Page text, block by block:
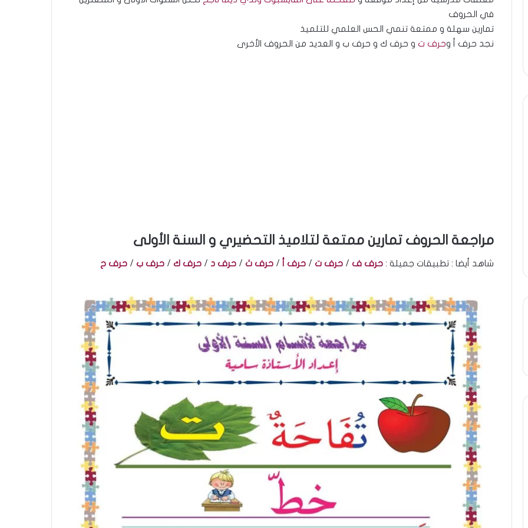
في الحروف
تمارين سهلة و ممتعة تنمي الحس العلمي للتلميذ
نجد حرف أ وحرف ت و حرف ك و حرف ب و العديد من الحروف الأخرى
مراجعة الحروف تمارين ممتعة لتلاميذ التحضيري و السنة الأولى
شاهد أيضا : تطبيقات جميلة : حرف ف / حرف ت / حرف أ / حرف ث / حرف د / حرف ك / حرف ب / حرف ح